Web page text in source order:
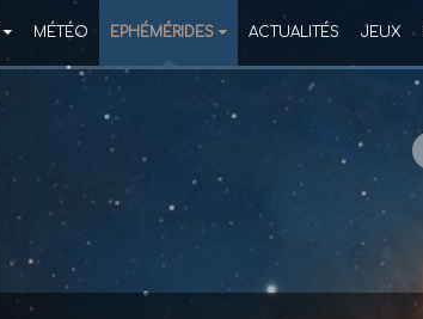
MÉTÉO EPHÉMÉRIDES ACTUALITÉS JEUX